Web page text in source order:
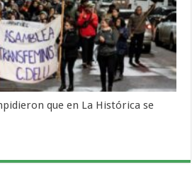
que en La Histórica se